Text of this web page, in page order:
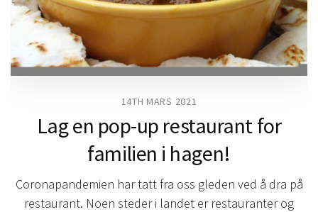
14TH MARS 2021
Lag en pop-up restaurant for
familien i hagen!
Coronapandemien har tatt fra oss gleden ved å dra på
restaurant. Noen steder i landet er restauranter og